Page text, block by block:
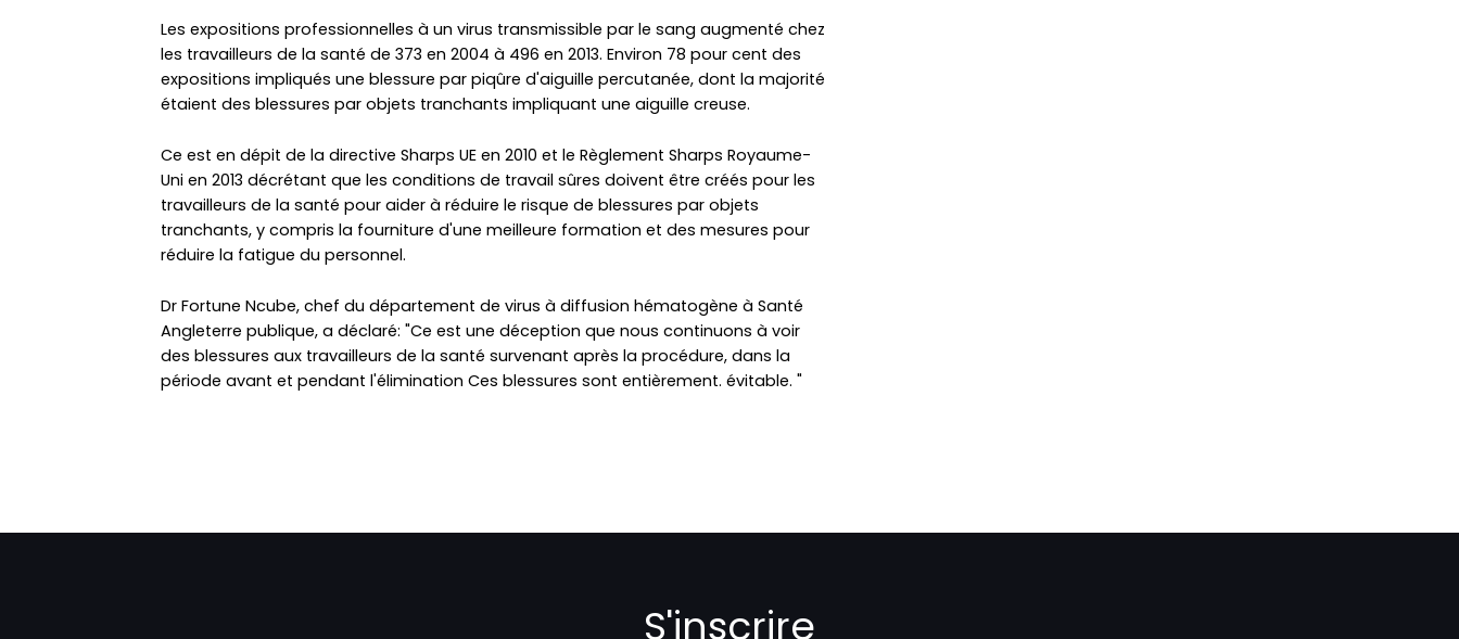
Les expositions professionnelles à un virus transmissible par le sang augmenté chez
les travailleurs de la santé de 373 en 2004 à 496 en 2013. Environ 78 pour cent des
expositions impliqués une blessure par piqûre d'aiguille percutanée, dont la majorité
étaient des blessures par objets tranchants impliquant une aiguille creuse.
Ce est en dépit de la directive Sharps UE en 2010 et le Règlement Sharps Royaume-
Uni en 2013 décrétant que les conditions de travail sûres doivent être créés pour les
travailleurs de la santé pour aider à réduire le risque de blessures par objets
tranchants, y compris la fourniture d'une meilleure formation et des mesures pour
réduire la fatigue du personnel.
Dr Fortune Ncube, chef du département de virus à diffusion hématogène à Santé
Angleterre publique, a déclaré: "Ce est une déception que nous continuons à voir
des blessures aux travailleurs de la santé survenant après la procédure, dans la
période avant et pendant l'élimination Ces blessures sont entièrement. évitable. "
S'inscrire